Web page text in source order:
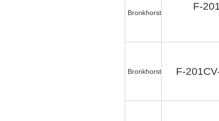
Bronkhorst
F-
Bronkhorst F-